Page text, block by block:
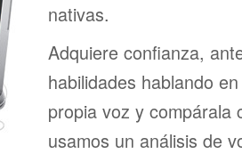
nativas.
Adquiere confianza,
habilidades hablando
propia voz y compárala
usamos un análisis de